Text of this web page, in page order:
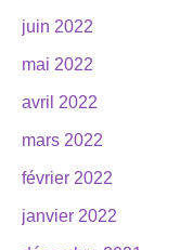
juin 2022
mai 2022
avril 2022
mars 2022
février 2022
janvier 2022